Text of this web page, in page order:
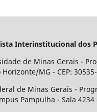
Interinstitucional dos
de Minas Gerais -
MG - CEP:
de Minas Gerais -
Pampulha - Sala